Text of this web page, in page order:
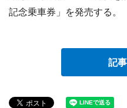
記念乗車券」を発売する。
記